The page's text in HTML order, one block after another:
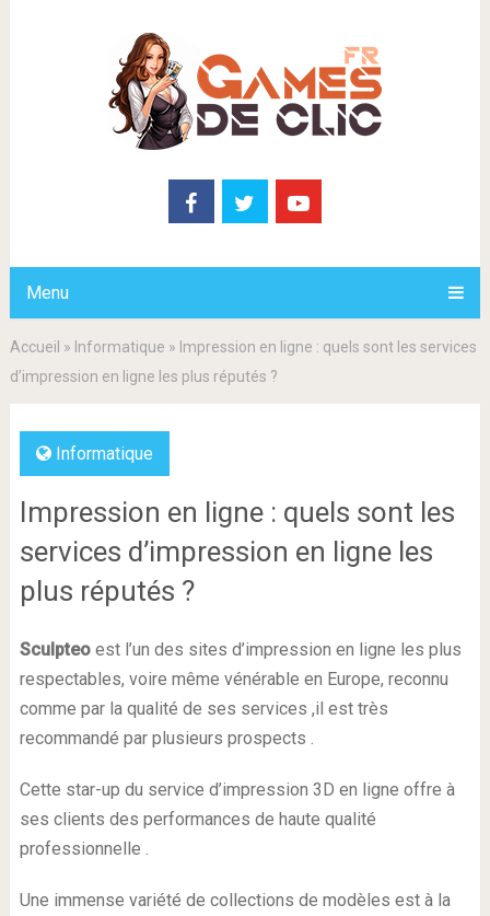
Menu
Accueil » Informatique » Impression en ligne : quels sont les services
d’impression en ligne les plus réputés ?
Informatique
Impression en ligne : quels sont les
services d’impression en ligne les
plus réputés ?
Sculpteoest l’un des sites d’impression en ligne les plus
respectables, voire même vénérable en Europe, reconnu
comme par la qualité de ses services ,il est très
recommandé par plusieurs prospects .
Cette star-up du service d’impression 3D en ligne offre à
ses clients des performances de haute qualité
professionnelle .
Une immense variété de collections de modèles est à la